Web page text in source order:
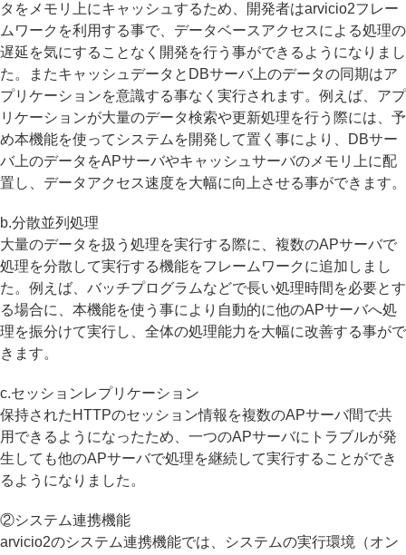
タをメモリ上にキャッシュするため、開発者はarvicio2フレー
ムワークを利用する事で、データベースアクセスによる処理の
遅延を気にすることなく開発を行う事ができるようになりまし
た。またキャッシュデータとDBサーバ上のデータの同期はア
プリケーションを意識する事なく実行されます。例えば、アプ
リケーションが大量のデータ検索や更新処理を行う際には、予
め本機能を使ってシステムを開発して置く事により、DBサー
バ上のデータをAPサーバやキャッシュサーバのメモリ上に配
置し、データアクセス速度を大幅に向上させる事ができます。
b.分散並列処理
大量のデータを扱う処理を実行する際に、複数のAPサーバで
処理を分散して実行する機能をフレームワークに追加しまし
た。例えば、バッチプログラムなどで長い処理時間を必要とす
る場合に、本機能を使う事により自動的に他のAPサーバへ処
理を振分けて実行し、全体の処理能力を大幅に改善する事がで
きます。
c.セッションレプリケーション
保持されたHTTPのセッション情報を複数のAPサーバ間で共
用できるようになったため、一つのAPサーバにトラブルが発
生しても他のAPサーバで処理を継続して実行することができ
るようになりました。
②システム連携機能
arvicio2のシステム連携機能では、システムの実行環境（オン